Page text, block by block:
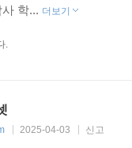
담도 받아볼 것을 권
계를 회복해야 한다.
. 자신에게 부족한 비
학... 더보기
.
2025-04-03 신고